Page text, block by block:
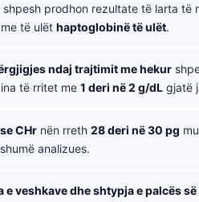
shpesh prodhon rezultate të larta të
me të ulët haptoglobinë të ulët.
ndaj trajtimit me hekur
të rritet me 1 deri në 2 g/dL gjatë
CHr nën rreth 28 deri në 30 pg
analizues.
e veshkave dhe shtypja e palcës